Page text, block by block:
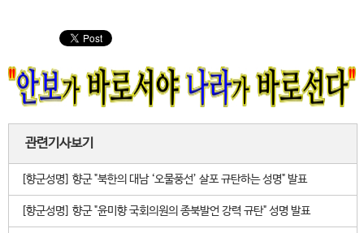
관련기사보기
[향군성명] 향군 "북한의 대남 ‘오물풍선’ 살포 규탄하는 성명" 발표
[향군성명] 향군 "윤미향 국회의원의 종북발언 강력 규탄" 성명 발표